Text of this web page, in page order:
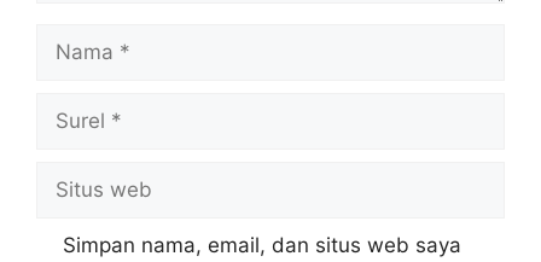
Nama
Surel
Situs
web
Simpan nama, email, dan situs web saya